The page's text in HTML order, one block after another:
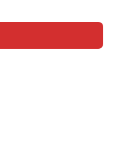
લેખો સાઈન ઇન